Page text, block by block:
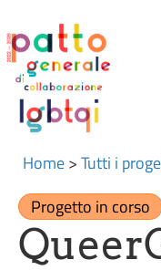
Home>Tutti i
Progetto in corso